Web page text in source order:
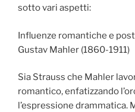
sotto vari aspetti:
Influenze romantiche e
Gustav Mahler (1860-1911)
Sia Strauss che Mahler
romantico, enfatizzando
l’espressione drammatica.